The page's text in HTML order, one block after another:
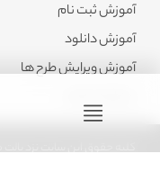
آموزش ثبت نام
آموزش دانلود
آموزش ویرایش طرح ها
کلیه حقوق این سایت نزد